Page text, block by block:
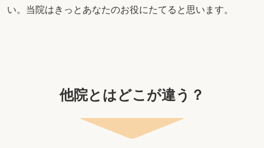
い。当院はきっとあなたのお役にたてると思います。
他院とはどこが違う？